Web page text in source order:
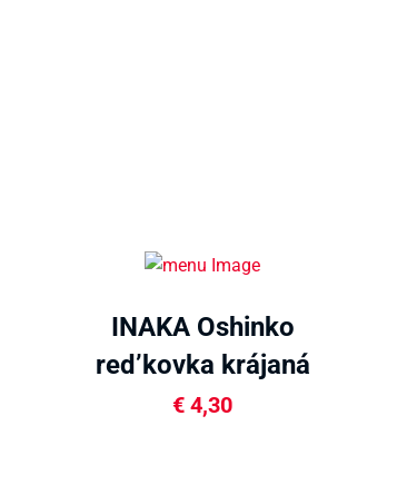
INAKA Oshinko
red’kovka krájaná
350g
€ 4,30